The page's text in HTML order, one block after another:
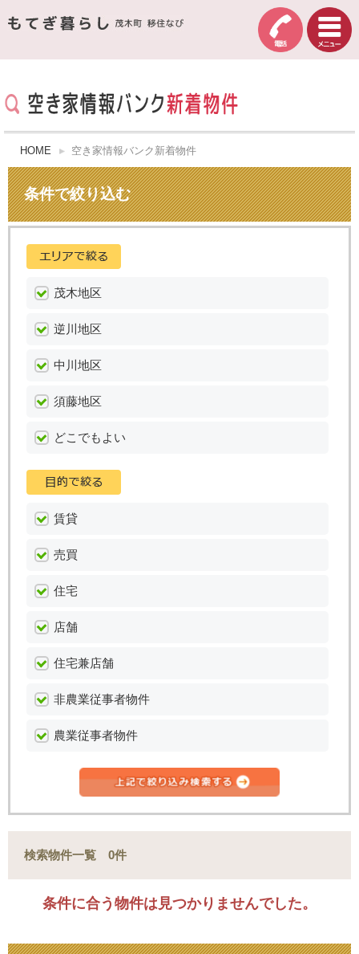
HOME 空き家情報バンク新着物件
条件で絞り込む
茂木地区
逆川地区
中川地区
須藤地区
どこでもよい
賃貸
売買
住宅
店舗
住宅兼店舗
非農業従事者物件
農業従事者物件
検索物件一覧 0件
条件に合う物件は見つかりませんでした。